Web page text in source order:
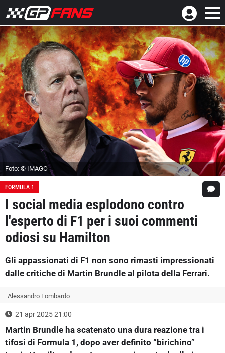
Foto: © IMAGO
FORMULA 1
I social media esplodono contro
l'esperto di F1 per i suoi commenti
odiosi su Hamilton
Gli appassionati di F1 non sono rimasti impressionati
dalle critiche di Martin Brundle al pilota della Ferrari.
Alessandro Lombardo
21 apr 2025 21:00
Martin Brundle ha scatenato una dura reazione tra i
tifosi di Formula 1, dopo aver definito “birichino”